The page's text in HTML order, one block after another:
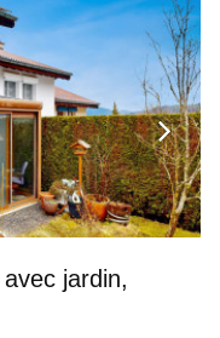
jardin,